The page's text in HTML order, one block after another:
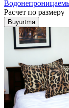
Расчет по размеру
Buyurtma